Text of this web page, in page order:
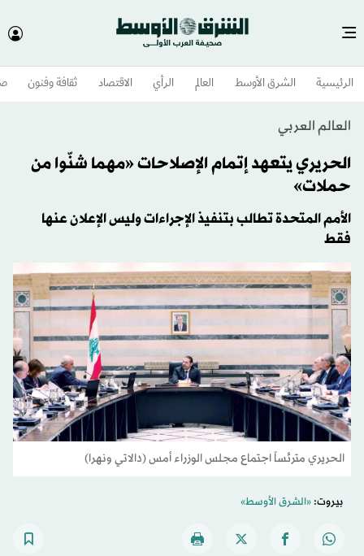
الرئيسية الشرق الأوسط​ العالم الرأي الاقتصاد ثقافة وفنون
العالم العربي
الحريري يتعهد إتمام الإصلاحات «مهما شنّوا من
حملات»
الأمم المتحدة تطالب بتنفيذ الإجراءات وليس الإعلان عنها
فقط
الحريري مترئساً اجتماع مجلس الوزراء أمس (دالاتي ونهرا)
بيروت:«الشرق الأوسط»